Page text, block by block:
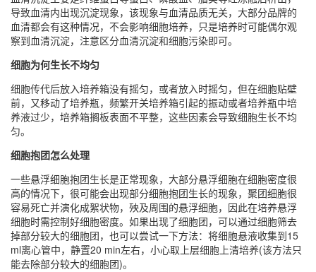
导致血清内出现沉淀现象，该现象与血清品质无关，大部分品牌的
血清都会有这种情况，不会影响细胞培养，只是培养时可能偶尔观
察到血清沉淀，注意区分血清沉淀和细胞污染即可。
细胞为何生长不均匀
细胞传代后放入培养箱没有摇匀，或者放入时摇匀，但在细胞贴壁
前，又移动了培养瓶，频繁开关培养箱引起的振动或者培养瓶中培
养液过少，培养箱搁板表面不平整，这些因素会导致细胞生长不均
匀。
细胞抱团怎么处理
一些悬浮细胞抱团生长是正常现象，大部分悬浮细胞在细胞密度很
高的情况下，很可能会出现部分细胞抱团生长的现象，聚团细胞很
容易死亡并演化成絮状物，殃及周围的悬浮细胞，因此在培养悬浮
细胞时需控制好细胞密度。如果出现了细胞团，可以通过细胞筛去
掉部分较大的细胞团，也可以尝试一下方法：将细胞悬液收集到15
ml离心管中，静置20 min左右，小心取上层细胞上清培养(该方法只
能去除部分较大的细胞团)。